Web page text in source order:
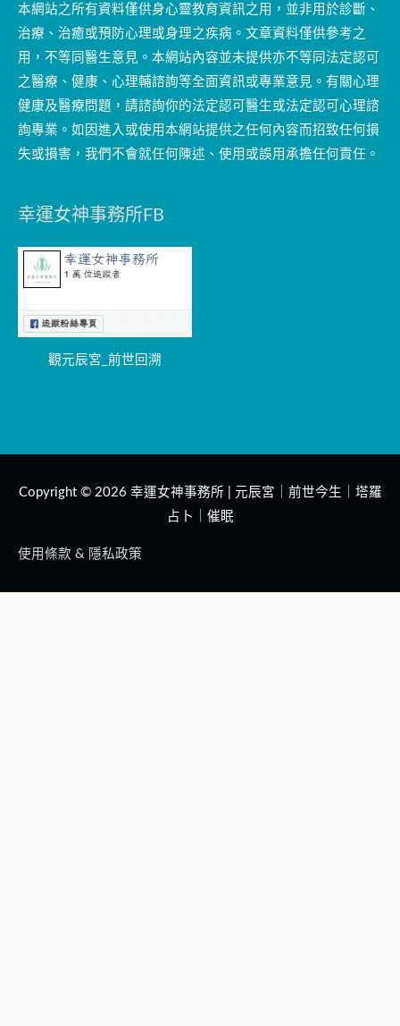
本網站之所有資料僅供身心靈教育資訊之用，並非用於診斷、
治療、治癒或預防心理或身理之疾病。文章資料僅供參考之
用，不等同醫生意見。本網站內容並未提供亦不等同法定認可
之醫療、健康、心理輔諮詢等全面資訊或專業意見。有關心理
健康及醫療問題，請諮詢你的法定認可醫生或法定認可心理諮
詢專業。如因進入或使用本網站提供之任何內容而招致任何損
失或損害，我們不會就任何陳述、使用或誤用承擔任何責任。
幸運女神事務所FB
觀元辰宮_前世回溯
Copyright © 2026 幸運女神事務所 | 元辰宮｜前世今生｜塔羅
占卜｜催眠
使用條款 & 隱私政策